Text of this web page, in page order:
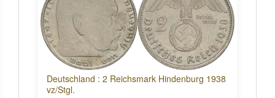
Deutschland : 2 Reichsmark Hindenburg 1938
vz/Stgl.